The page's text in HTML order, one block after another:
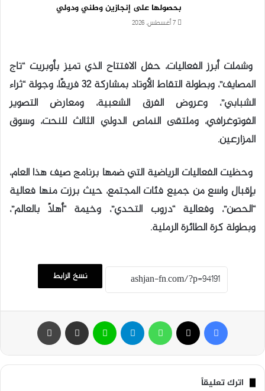
بحصولها على إنجازين وطني ودولي
7 أغسطس، 2026
وشملت أبرز الفعاليات، حفل الافتتاح الذي تميز بأوبريت “تاج
المصايف”، وبطولة التقاط الأوتاد بمشاركة 32 فريقًا، وجولة “ثراء
الشبابي”، وعروض الفرق الشعبية، ومعارض التصوير
الفوتوغرافي، وملتقى النماص الدولي الثالث للنحت، وسوق
المزارعين.
وحظيت الفعاليات الرياضية التي ضمها برنامج صيف هذا العام،
بإقبال واسع من جميع فئات المجتمع، حيث برزت منها فعالية
“الحصن”، وفعالية “دروب التحدي”، وخيمة “أهلًا بالعالم”،
وبطولة كرة الطائرة الرملية.
نسخ الرابط
اترك تعليقاً